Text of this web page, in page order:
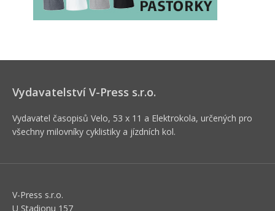
Vydavatelství V-Press s.r.o.
Vydavatel časopisů Velo, 53 x 11 a Elektrokola, určených pro
všechny milovníky cyklistiky a jízdních kol.
V-Press s.r.o.
U Stadionu 157